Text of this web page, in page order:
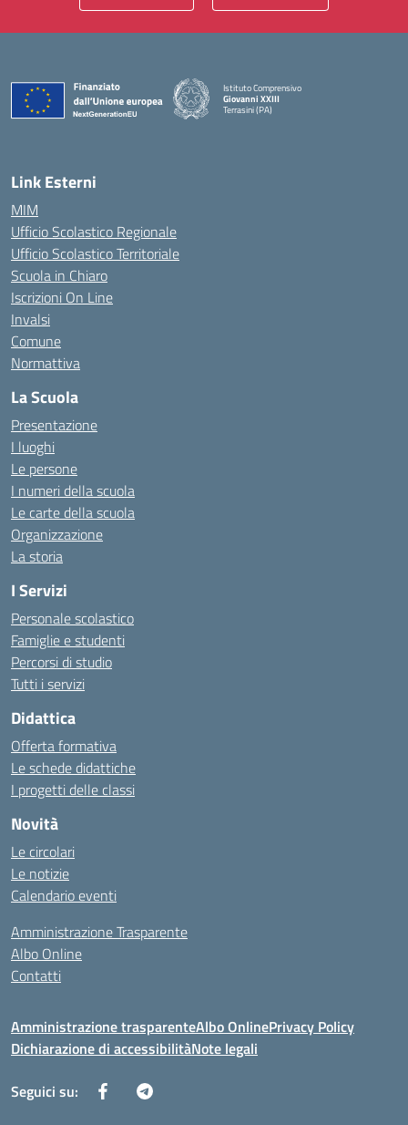
Istituto Comprensivo
Giovanni XXIII
Terrasini (PA)
Link Esterni
MIM
Ufficio Scolastico Regionale
Ufficio Scolastico Territoriale
Scuola in Chiaro
Iscrizioni On Line
Invalsi
Comune
Normattiva
La Scuola
Presentazione
I luoghi
Le persone
I numeri della scuola
Le carte della scuola
Organizzazione
La storia
I Servizi
Personale scolastico
Famiglie e studenti
Percorsi di studio
Tutti i servizi
Didattica
Offerta formativa
Le schede didattiche
I progetti delle classi
Novità
Le circolari
Le notizie
Calendario eventi
Amministrazione Trasparente
Albo Online
Contatti
Amministrazione trasparenteAlbo OnlinePrivacy Policy
Dichiarazione di accessibilitàNote legali
Seguici su: